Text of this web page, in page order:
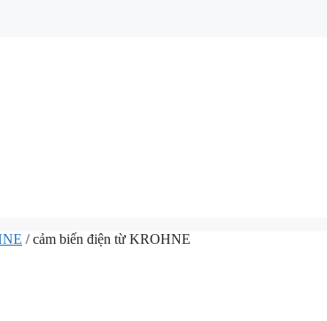
/ cảm biến điện từ KROHNE